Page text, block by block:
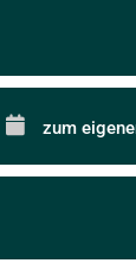
zum